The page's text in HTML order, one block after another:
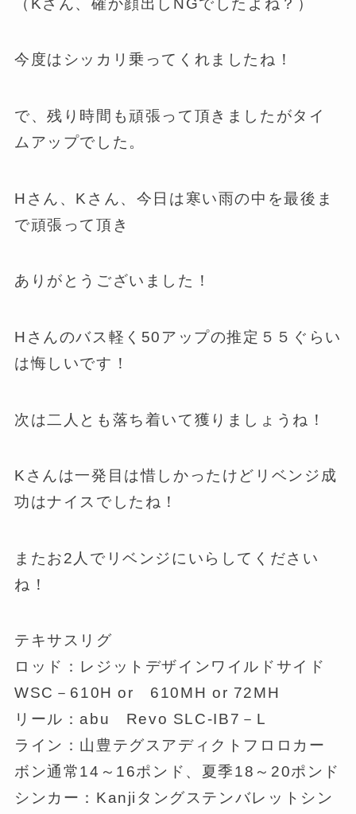
（Kさん、確か顔出しNGでしたよね？）
今度はシッカリ乗ってくれましたね！
で、残り時間も頑張って頂きましたがタイ
ムアップでした。
Hさん、Kさん、今日は寒い雨の中を最後ま
で頑張って頂き
ありがとうございました！
Hさんのバス軽く50アップの推定５５ぐらい
は悔しいです！
次は二人とも落ち着いて獲りましょうね！
Kさんは一発目は惜しかったけどリベンジ成
功はナイスでしたね！
またお2人でリベンジにいらしてください
ね！
テキサスリグ
ロッド：レジットデザインワイルドサイド
WSC－610H or 610MH or 72MH
リール：abu Revo SLC-IB7－L
ライン：山豊テグスアディクトフロロカー
ボン通常14～16ポンド、夏季18～20ポンド
シンカー：Kanjiタングステンバレットシン